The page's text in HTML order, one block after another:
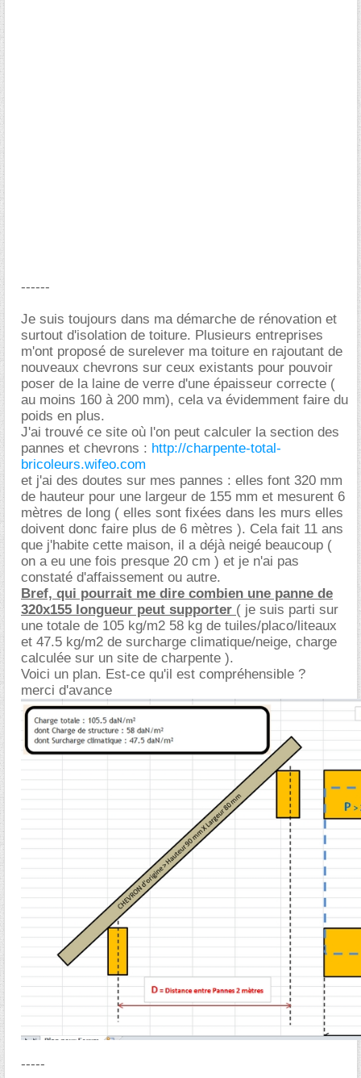
------
Je suis toujours dans ma démarche de rénovation et
surtout d'isolation de toiture. Plusieurs entreprises
m'ont proposé de surelever ma toiture en rajoutant de
nouveaux chevrons sur ceux existants pour pouvoir
poser de la laine de verre d'une épaisseur correcte (
au moins 160 à 200 mm), cela va évidemment faire du
poids en plus.
J'ai trouvé ce site où l'on peut calculer la section des
pannes et chevrons : http://charpente-total-
bricoleurs.wifeo.com
et j'ai des doutes sur mes pannes : elles font 320 mm
de hauteur pour une largeur de 155 mm et mesurent 6
mètres de long ( elles sont fixées dans les murs elles
doivent donc faire plus de 6 mètres ). Cela fait 11 ans
que j'habite cette maison, il a déjà neigé beaucoup (
on a eu une fois presque 20 cm ) et je n'ai pas
constaté d'affaissement ou autre.
Bref, qui pourrait me dire combien une panne de
320x155 longueur peut supporter ( je suis parti sur
une totale de 105 kg/m2 58 kg de tuiles/placo/liteaux
et 47.5 kg/m2 de surcharge climatique/neige, charge
calculée sur un site de charpente ).
Voici un plan. Est-ce qu'il est compréhensible ?
merci d'avance
-----